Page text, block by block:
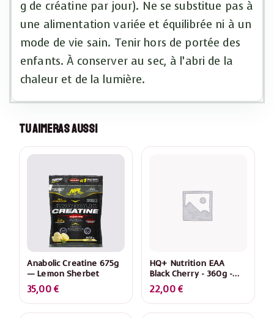
g de créatine par jour). Ne se substitue pas à
une alimentation variée et équilibrée ni à un
mode de vie sain. Tenir hors de portée des
enfants. À conserver au sec, à l’abri de la
chaleur et de la lumière.
Tu Aimeras Aussi
Anabolic Creatine 675g
— Lemon Sherbet
35,00 €
HQ+ Nutrition EAA
Black Cherry - 360g -
Acides Aminés
Essentiels
22,00 €